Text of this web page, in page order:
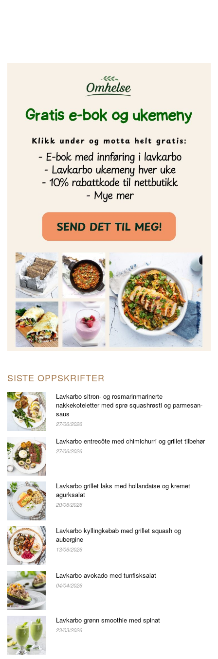
SISTE OPPSKRIFTER
Lavkarbo sitron- og rosmarinmarinerte
nakkekoteletter med sprø squashrøsti og parmesan-
saus
27/06/2026
Lavkarbo entrecôte med chimichurri og grillet tilbehør
27/06/2026
Lavkarbo grillet laks med hollandaise og kremet
agurksalat
20/06/2026
Lavkarbo kyllingkebab med grillet squash og
aubergine
13/06/2026
Lavkarbo avokado med tunfisksalat
04/04/2026
Lavkarbo grønn smoothie med spinat
23/03/2026